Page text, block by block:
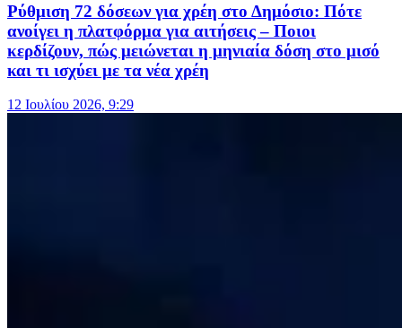
Ρύθμιση 72 δόσεων για χρέη στο Δημόσιο: Πότε
ανοίγει η πλατφόρμα για αιτήσεις – Ποιοι
κερδίζουν, πώς μειώνεται η μηνιαία δόση στο μισό
και τι ισχύει με τα νέα χρέη
12 Ιουλίου 2026, 9:29